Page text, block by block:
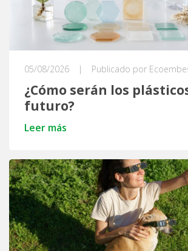
05/08/2026 | Publicado por
¿Cómo serán los
futuro?
Leer más